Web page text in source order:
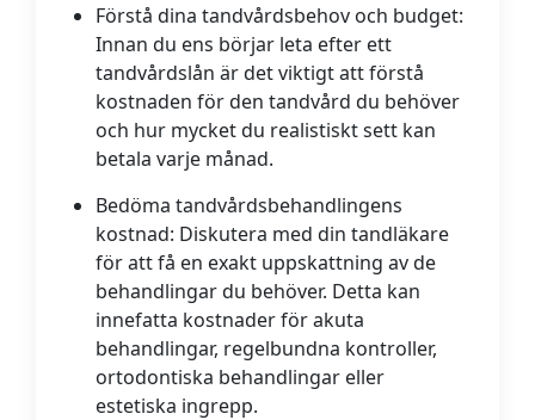
Förstå dina tandvårdsbehov och budget:
Innan du ens börjar leta efter ett
tandvårdslån är det viktigt att förstå
kostnaden för den tandvård du behöver
och hur mycket du realistiskt sett kan
betala varje månad.
Bedöma tandvårdsbehandlingens
kostnad: Diskutera med din tandläkare
för att få en exakt uppskattning av de
behandlingar du behöver. Detta kan
innefatta kostnader för akuta
behandlingar, regelbundna kontroller,
ortodontiska behandlingar eller
estetiska ingrepp.